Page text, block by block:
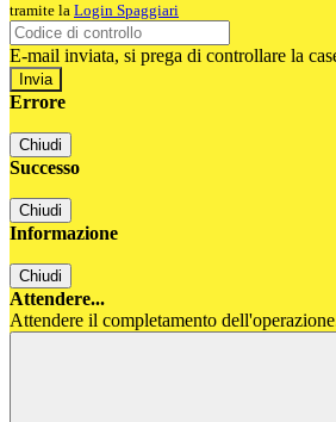
tramite la Login Spaggiari
E-mail inviata, si prega di controllare la
Errore
Chiudi
Successo
Chiudi
Informazione
Chiudi
Attendere...
Attendere il completamento